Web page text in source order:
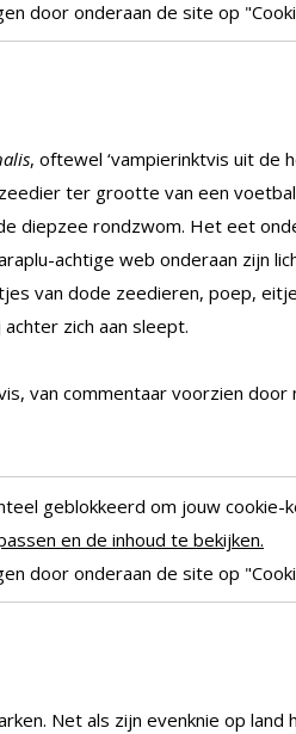
door onderaan de site op
, oftewel ‘vampierinktvis uit de
ter grootte van een
diepzee rondzwom. Het eet
achtige web onderaan zijn
van dode zeedieren, poep,
zich aan sleept.
van commentaar voorzien door
geblokkeerd om jouw cookie-
en de inhoud te bekijken.
door onderaan de site op
Net als zijn evenknie op land